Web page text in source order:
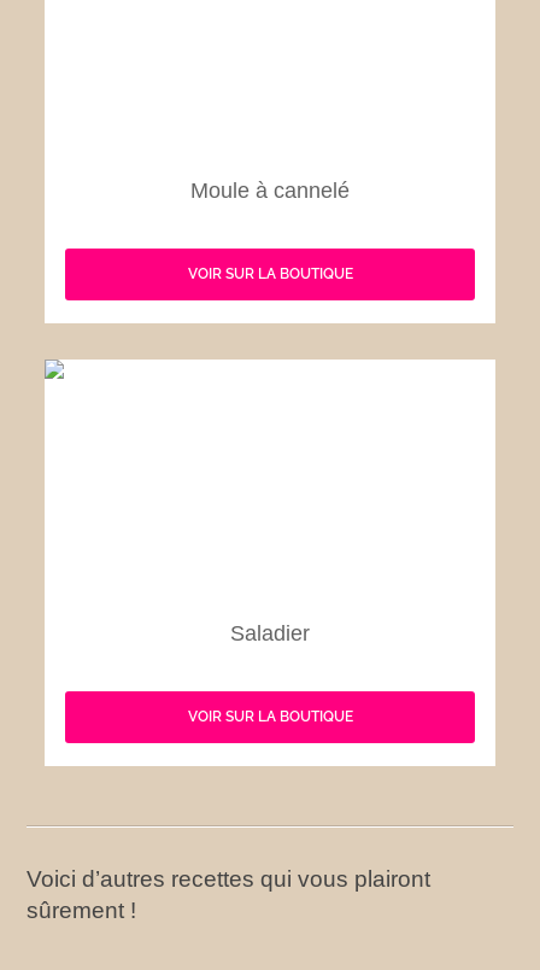
Moule à cannelé
VOIR SUR LA BOUTIQUE
Saladier
VOIR SUR LA BOUTIQUE
Voici d’autres recettes qui vous plairont
sûrement !